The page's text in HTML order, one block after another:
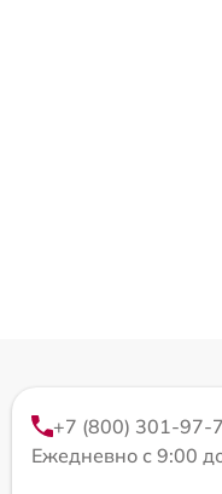
+7 (800) 301-97-
Ежедневно с 9:00